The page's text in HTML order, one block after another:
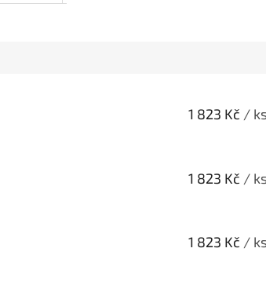
1 823 Kč /
1 823 Kč /
1 823 Kč /